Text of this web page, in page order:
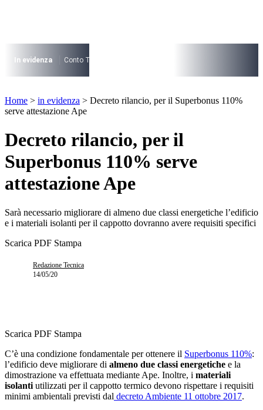
I più cercati
Lorem ipsum dolor sit amet consectetur
Lorem ipsum dolor sit amet consectetur
In evidenza Conto Termico
Lorem ipsum dolor sit amet consectetur
Home > in evidenza > Decreto rilancio, per il Superbonus 110%
serve attestazione Ape
Decreto rilancio, per il
Superbonus 110% serve
attestazione Ape
Sarà necessario migliorare di almeno due classi energetiche l’edificio
e i materiali isolanti per il cappotto dovranno avere requisiti specifici
Scarica PDF Stampa
Redazione Tecnica
14/05/20
Scarica PDF Stampa
C’è una condizione fondamentale per ottenere il Superbonus 110%:
l’edificio deve migliorare di almeno due classi energetiche e la
dimostrazione va effettuata mediante Ape. Inoltre, i materiali
isolanti utilizzati per il cappotto termico devono rispettare i requisiti
minimi ambientali previsti dal decreto Ambiente 11 ottobre 2017.